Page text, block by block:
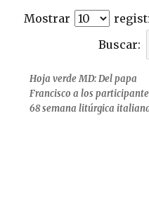
Mostrar
Buscar:
Hoja verde MD: Del papa
Francisco a los
68 semana litúrgica